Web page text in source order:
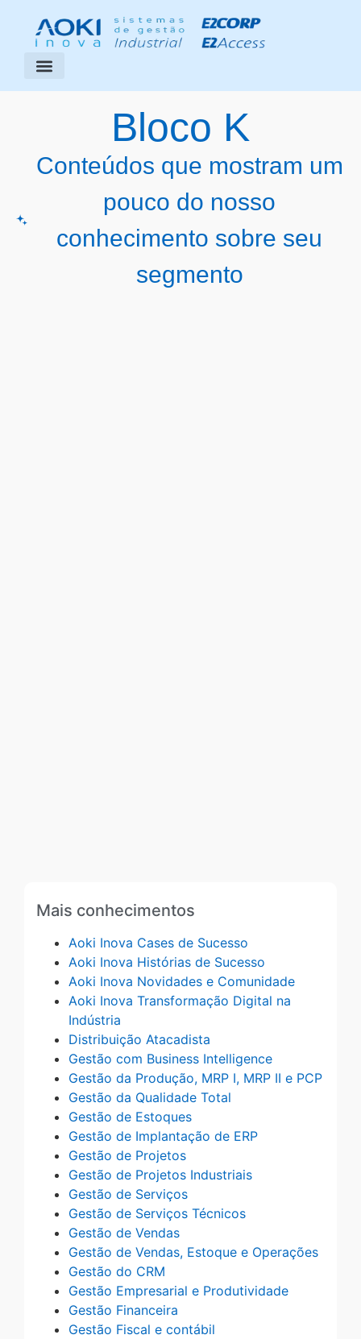
Bloco K
Conteúdos que mostram um
pouco do nosso
conhecimento sobre seu
segmento
Mais conhecimentos
Aoki Inova Cases de Sucesso
Aoki Inova Histórias de Sucesso
Aoki Inova Novidades e Comunidade
Aoki Inova Transformação Digital na
Indústria
Distribuição Atacadista
Gestão com Business Intelligence
Gestão da Produção, MRP I, MRP II e PCP
Gestão da Qualidade Total
Gestão de Estoques
Gestão de Implantação de ERP
Gestão de Projetos
Gestão de Projetos Industriais
Gestão de Serviços
Gestão de Serviços Técnicos
Gestão de Vendas
Gestão de Vendas, Estoque e Operações
Gestão do CRM
Gestão Empresarial e Produtividade
Gestão Financeira
Gestão Fiscal e contábil